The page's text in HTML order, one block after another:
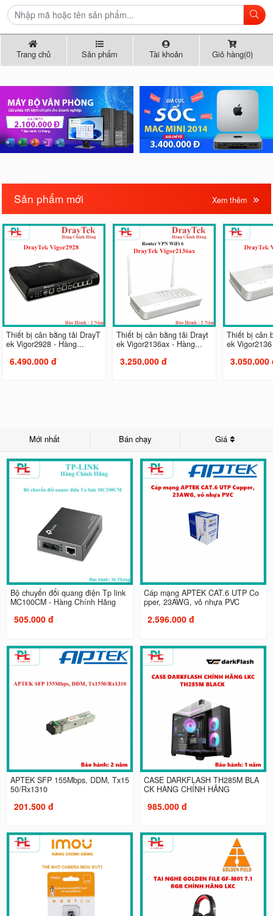
Trang chủ Sản phẩm Tài khoản Giỏ hàng(0)
Sản phẩm mới Xem thêm
Thiết bị cân bằng tải DrayT
ek Vigor2928 - Hàng...
6.490.000 đ
Thiết bị cân bằng tải Drayt
ek Vigor2136ax - Hàng...
3.250.000 đ
Thiết bị cân
ek
3.050.000
Mới nhất Bán chạy Giá
Bộ chuyển đổi quang điện Tp link
MC100CM - Hàng Chính Hãng
505.000 đ
Cáp mạng APTEK CAT.6 UTP Co
pper, 23AWG, vỏ nhựa PVC
2.596.000 đ
APTEK SFP 155Mbps, DDM, Tx15
50/Rx1310
201.500 đ
CASE DARKFLASH TH285M BLA
CK HÀNG CHÍNH HÃNG
985.000 đ